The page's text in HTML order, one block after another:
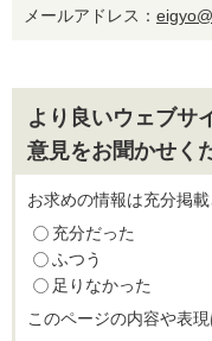
メールアドレス：
より良いウェブサ
意見をお聞かせく
お求めの情報は充分掲
充分だった
ふつう
足りなかった
このページの内容や表